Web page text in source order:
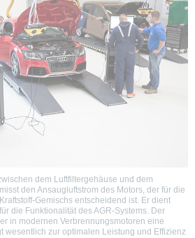
dem Luftfiltergehäuse und dem
den Ansaugluftstrom des Motors, der für die
Gemischs entscheidend ist. Er dient
die Funktionalität des AGR-Systems. Der
in modernen Verbrennungsmotoren eine
wesentlich zur optimalen Leistung und Effizienz